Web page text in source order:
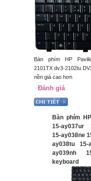
Bàn phím HP
2101TX dv3-2102tu
nền giá cao hơn
Đánh giá
Bàn phím
15-ay037ur
15-ay038ne
ay038tu 15-
ay039nh
keyboard